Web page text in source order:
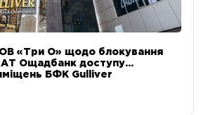
«Три О» щодо блокування
АТ Ощадбанк доступу
БФК Gulliver